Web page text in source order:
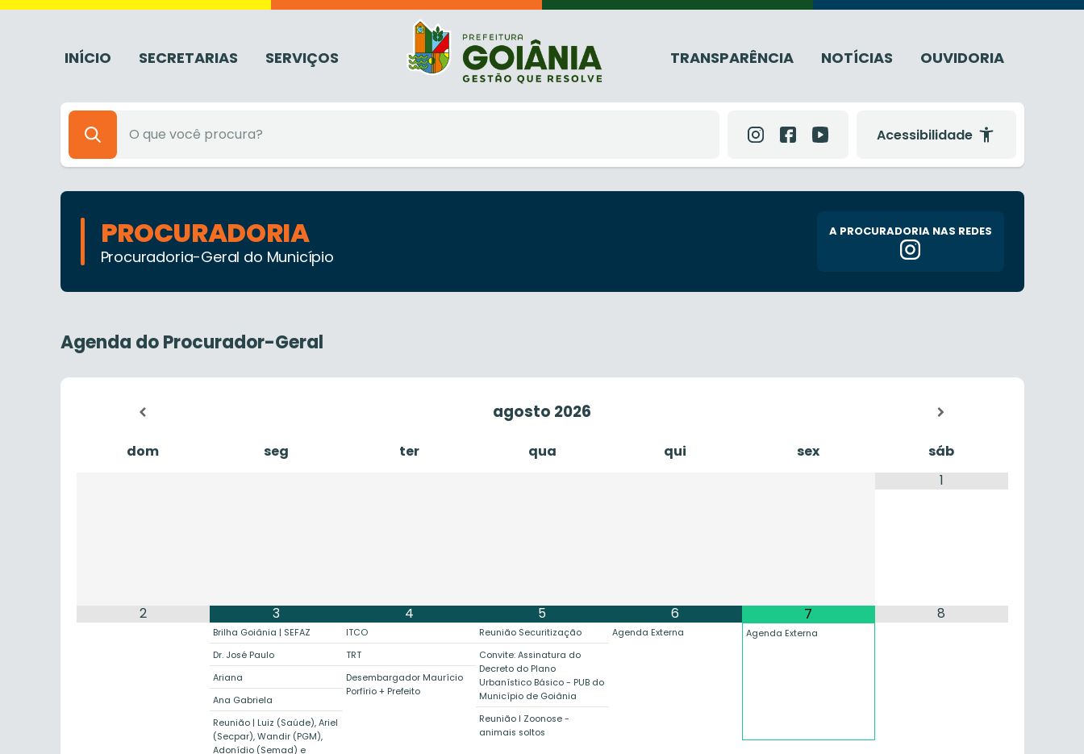
INÍCIO SECRETARIAS SERVIÇOS TRANSPARÊNCIA NOTÍCIAS OUVIDORIA
Acessibilidade
PROCURADORIA
Procuradoria-Geral do Município
A PROCURADORIA NAS REDES
Agenda do Procurador-Geral
agosto 2026
dom seg ter qua qui sex
sáb
1
2 3
Brilha Goiânia | SEFAZ
Dr. José Paulo
Ariana
Ana Gabriela
Reunião | Luiz (Saúde), Ariel
(Secpar), Wandir (PGM),
Adonídio (Semad) e
4
ITCO
TRT
Desembargador Maurício
Porfírio + Prefeito
5
Reunião Securitização
Convite: Assinatura do
Decreto do Plano
Urbanístico Básico - PUB do
Município de Goiânia
Reunião I Zoonose -
animais soltos
6
Agenda Externa
7
Agenda Externa
8